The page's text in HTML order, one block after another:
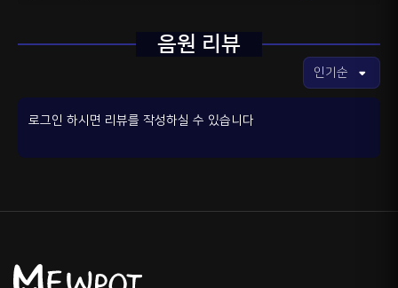
음원 리뷰
로그인 하시면 리뷰를 작성하실 수 있습니다